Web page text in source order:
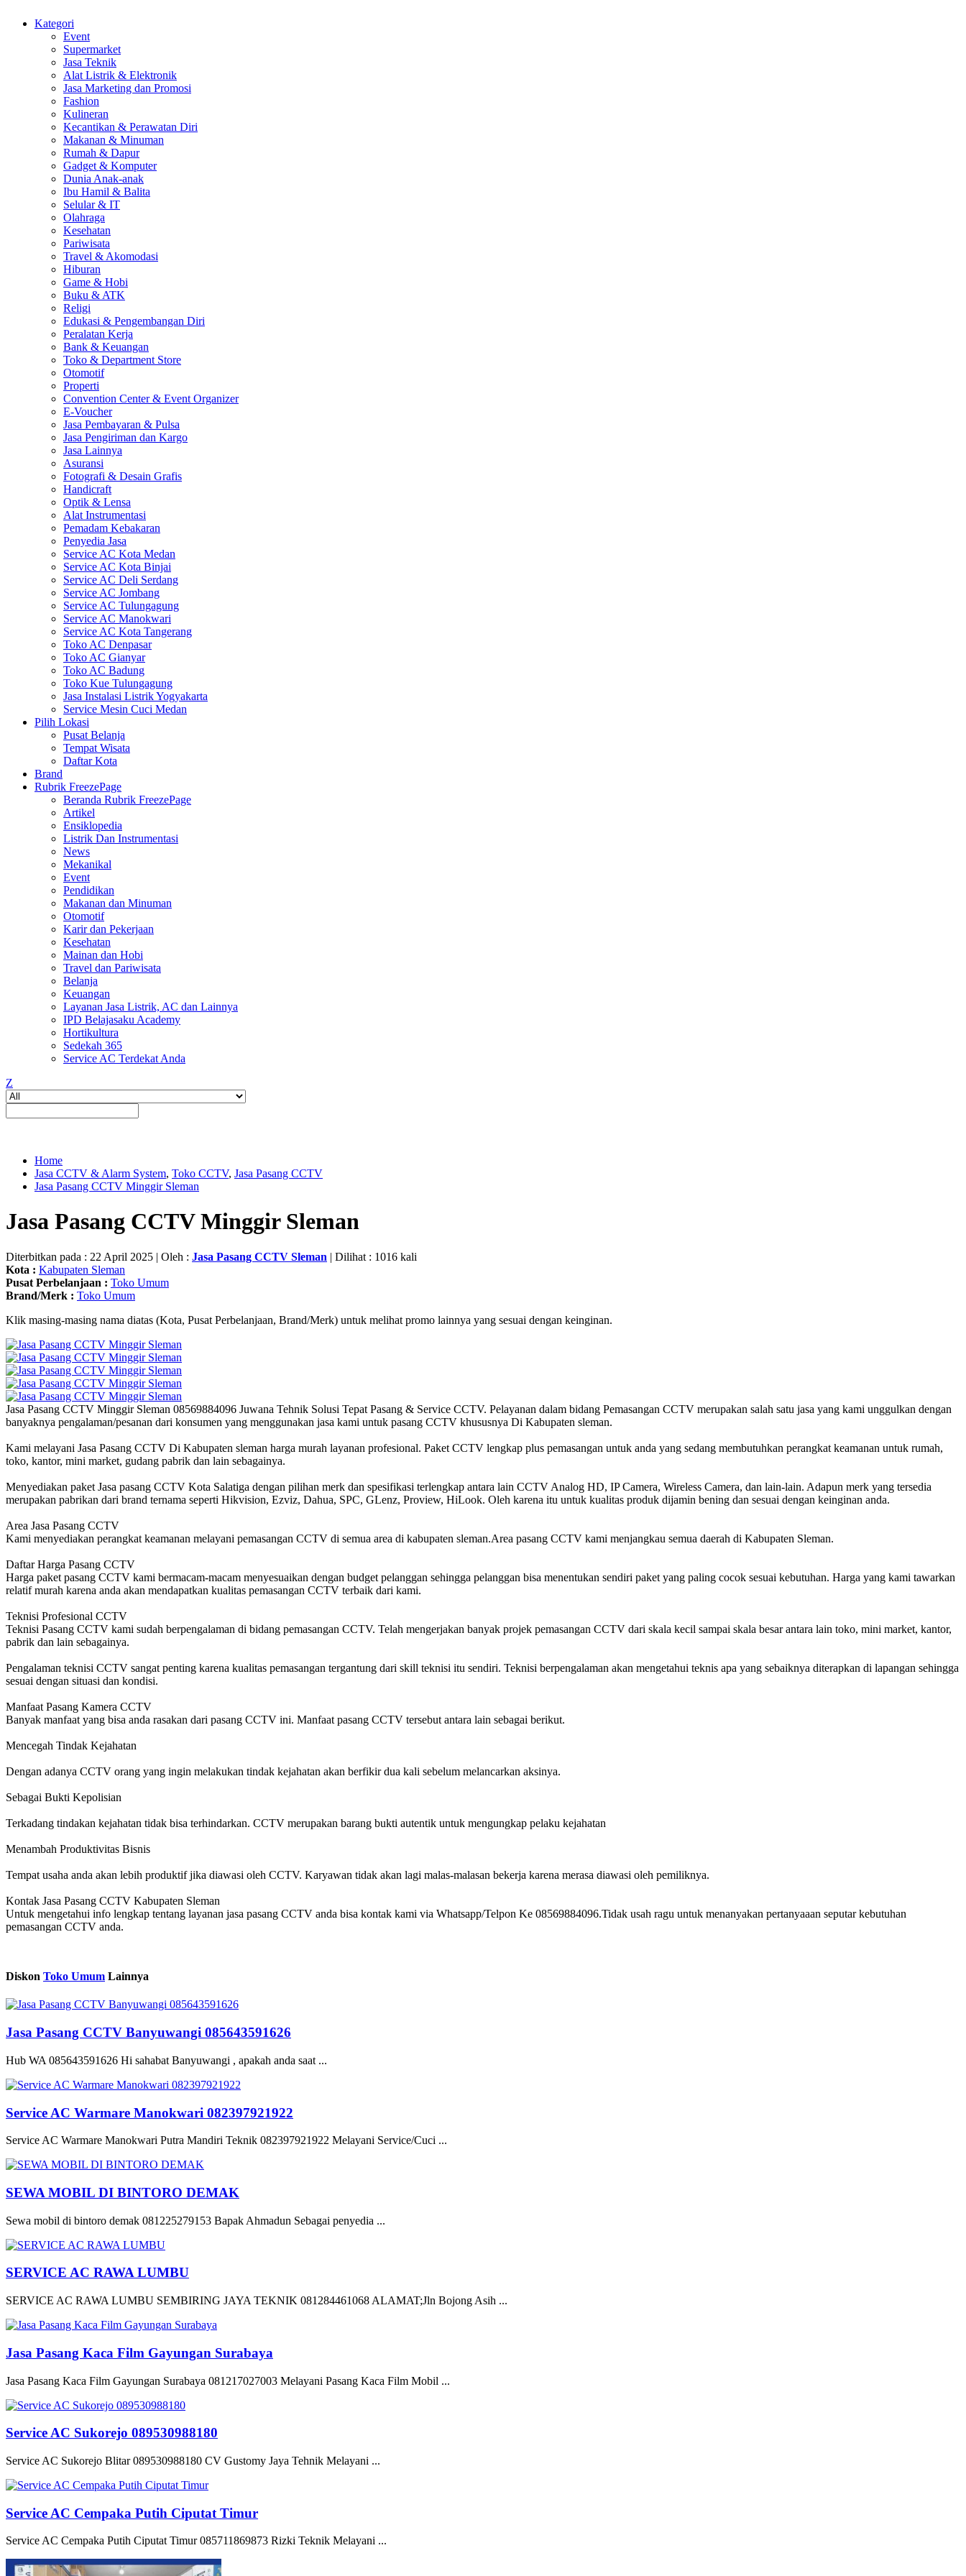
Kategori
Event
Supermarket
Jasa Teknik
Alat Listrik & Elektronik
Jasa Marketing dan Promosi
Fashion
Kulineran
Kecantikan & Perawatan Diri
Makanan & Minuman
Rumah & Dapur
Gadget & Komputer
Dunia Anak-anak
Ibu Hamil & Balita
Selular & IT
Olahraga
Kesehatan
Pariwisata
Travel & Akomodasi
Hiburan
Game & Hobi
Buku & ATK
Religi
Edukasi & Pengembangan Diri
Peralatan Kerja
Bank & Keuangan
Toko & Department Store
Otomotif
Properti
Convention Center & Event Organizer
E-Voucher
Jasa Pembayaran & Pulsa
Jasa Pengiriman dan Kargo
Jasa Lainnya
Asuransi
Fotografi & Desain Grafis
Handicraft
Optik & Lensa
Alat Instrumentasi
Pemadam Kebakaran
Penyedia Jasa
Service AC Kota Medan
Service AC Kota Binjai
Service AC Deli Serdang
Service AC Jombang
Service AC Tulungagung
Service AC Manokwari
Service AC Kota Tangerang
Toko AC Denpasar
Toko AC Gianyar
Toko AC Badung
Toko Kue Tulungagung
Jasa Instalasi Listrik Yogyakarta
Service Mesin Cuci Medan
Pilih Lokasi
Pusat Belanja
Tempat Wisata
Daftar Kota
Brand
Rubrik FreezePage
Beranda Rubrik FreezePage
Artikel
Ensiklopedia
Listrik Dan Instrumentasi
News
Mekanikal
Event
Pendidikan
Makanan dan Minuman
Otomotif
Karir dan Pekerjaan
Kesehatan
Mainan dan Hobi
Travel dan Pariwisata
Belanja
Keuangan
Layanan Jasa Listrik, AC dan Lainnya
IPD Belajasaku Academy
Hortikultura
Sedekah 365
Service AC Terdekat Anda
Z
Home
Jasa CCTV & Alarm System, Toko CCTV, Jasa Pasang CCTV
Jasa Pasang CCTV Minggir Sleman
Jasa Pasang CCTV Minggir Sleman
Diterbitkan pada : 22 April 2025 | Oleh : Jasa Pasang CCTV Sleman | Dilihat : 1016 kali
Kota : Kabupaten Sleman
Pusat Perbelanjaan : Toko Umum
Brand/Merk : Toko Umum
Klik masing-masing nama diatas (Kota, Pusat Perbelanjaan, Brand/Merk) untuk melihat promo lainnya yang sesuai dengan keinginan.
Jasa Pasang CCTV Minggir Sleman 08569884096 Juwana Tehnik Solusi Tepat Pasang & Service CCTV. Pelayanan dalam bidang Pemasangan CCTV merupakan salah satu jasa yang kami unggulkan dengan
banyaknya pengalaman/pesanan dari konsumen yang menggunakan jasa kami untuk pasang CCTV khususnya Di Kabupaten sleman.
Kami melayani Jasa Pasang CCTV Di Kabupaten sleman harga murah layanan profesional. Paket CCTV lengkap plus pemasangan untuk anda yang sedang membutuhkan perangkat keamanan untuk rumah,
toko, kantor, mini market, gudang pabrik dan lain sebagainya.
Menyediakan paket Jasa pasang CCTV Kota Salatiga dengan pilihan merk dan spesifikasi terlengkap antara lain CCTV Analog HD, IP Camera, Wireless Camera, dan lain-lain. Adapun merk yang tersedia
merupakan pabrikan dari brand ternama seperti Hikvision, Ezviz, Dahua, SPC, GLenz, Proview, HiLook. Oleh karena itu untuk kualitas produk dijamin bening dan sesuai dengan keinginan anda.
Area Jasa Pasang CCTV
Kami menyediakan perangkat keamanan melayani pemasangan CCTV di semua area di kabupaten sleman.Area pasang CCTV kami menjangkau semua daerah di Kabupaten Sleman.
Daftar Harga Pasang CCTV
Harga paket pasang CCTV kami bermacam-macam menyesuaikan dengan budget pelanggan sehingga pelanggan bisa menentukan sendiri paket yang paling cocok sesuai kebutuhan. Harga yang kami tawarkan
relatif murah karena anda akan mendapatkan kualitas pemasangan CCTV terbaik dari kami.
Teknisi Profesional CCTV
Teknisi Pasang CCTV kami sudah berpengalaman di bidang pemasangan CCTV. Telah mengerjakan banyak projek pemasangan CCTV dari skala kecil sampai skala besar antara lain toko, mini market, kantor,
pabrik dan lain sebagainya.
Pengalaman teknisi CCTV sangat penting karena kualitas pemasangan tergantung dari skill teknisi itu sendiri. Teknisi berpengalaman akan mengetahui teknis apa yang sebaiknya diterapkan di lapangan sehingga
sesuai dengan situasi dan kondisi.
Manfaat Pasang Kamera CCTV
Banyak manfaat yang bisa anda rasakan dari pasang CCTV ini. Manfaat pasang CCTV tersebut antara lain sebagai berikut.
Mencegah Tindak Kejahatan
Dengan adanya CCTV orang yang ingin melakukan tindak kejahatan akan berfikir dua kali sebelum melancarkan aksinya.
Sebagai Bukti Kepolisian
Terkadang tindakan kejahatan tidak bisa terhindarkan. CCTV merupakan barang bukti autentik untuk mengungkap pelaku kejahatan
Menambah Produktivitas Bisnis
Tempat usaha anda akan lebih produktif jika diawasi oleh CCTV. Karyawan tidak akan lagi malas-malasan bekerja karena merasa diawasi oleh pemiliknya.
Kontak Jasa Pasang CCTV Kabupaten Sleman
Untuk mengetahui info lengkap tentang layanan jasa pasang CCTV anda bisa kontak kami via Whatsapp/Telpon Ke 08569884096.Tidak usah ragu untuk menanyakan pertanyaaan seputar kebutuhan
pemasangan CCTV anda.
Diskon Toko Umum Lainnya
Jasa Pasang CCTV Banyuwangi 085643591626
Hub WA 085643591626 Hi sahabat Banyuwangi , apakah anda saat ...
Service AC Warmare Manokwari 082397921922
Service AC Warmare Manokwari Putra Mandiri Teknik 082397921922 Melayani Service/Cuci ...
SEWA MOBIL DI BINTORO DEMAK
Sewa mobil di bintoro demak 081225279153 Bapak Ahmadun Sebagai penyedia ...
SERVICE AC RAWA LUMBU
SERVICE AC RAWA LUMBU SEMBIRING JAYA TEKNIK 081284461068 ALAMAT;Jln Bojong Asih ...
Jasa Pasang Kaca Film Gayungan Surabaya
Jasa Pasang Kaca Film Gayungan Surabaya 081217027003 Melayani Pasang Kaca Film Mobil ...
Service AC Sukorejo 089530988180
Service AC Sukorejo Blitar 089530988180 CV Gustomy Jaya Tehnik Melayani ...
Service AC Cempaka Putih Ciputat Timur
Service AC Cempaka Putih Ciputat Timur 085711869873 Rizki Teknik Melayani ...